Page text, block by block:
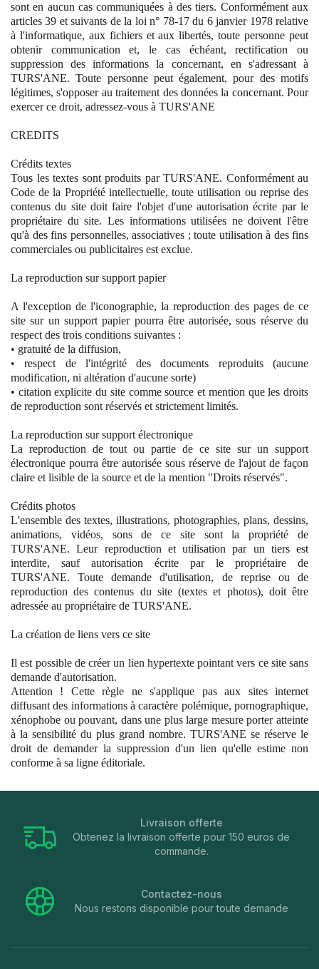
sont en aucun cas communiquées à des tiers. Conformément aux
articles 39 et suivants de la loi n° 78-17 du 6 janvier 1978 relative
à l'informatique, aux fichiers et aux libertés, toute personne peut
obtenir communication et, le cas échéant, rectification ou
suppression des informations la concernant, en s'adressant à
TURS'ANE. Toute personne peut également, pour des motifs
légitimes, s'opposer au traitement des données la concernant. Pour
exercer ce droit, adressez-vous à TURS'ANE
CREDITS
Crédits textes
Tous les textes sont produits par TURS'ANE. Conformément au
Code de la Propriété intellectuelle, toute utilisation ou reprise des
contenus du site doit faire l'objet d'une autorisation écrite par le
propriétaire du site. Les informations utilisées ne doivent l'être
qu'à des fins personnelles, associatives ; toute utilisation à des fins
commerciales ou publicitaires est exclue.
La reproduction sur support papier
A l'exception de l'iconographie, la reproduction des pages de ce
site sur un support papier pourra être autorisée, sous réserve du
respect des trois conditions suivantes :
• gratuité de la diffusion,
• respect de l'intégrité des documents reproduits (aucune
modification, ni altération d'aucune sorte)
• citation explicite du site comme source et mention que les droits
de reproduction sont réservés et strictement limités.
La reproduction sur support électronique
La reproduction de tout ou partie de ce site sur un support
électronique pourra être autorisée sous réserve de l'ajout de façon
claire et lisible de la source et de la mention "Droits réservés".
Crédits photos
L'ensemble des textes, illustrations, photographies, plans, dessins,
animations, vidéos, sons de ce site sont la propriété de
TURS'ANE. Leur reproduction et utilisation par un tiers est
interdite, sauf autorisation écrite par le propriétaire de
TURS'ANE. Toute demande d'utilisation, de reprise ou de
reproduction des contenus du site (textes et photos), doit être
adressée au propriétaire de TURS'ANE.
La création de liens vers ce site
Il est possible de créer un lien hypertexte pointant vers ce site sans
demande d'autorisation.
Attention ! Cette règle ne s'applique pas aux sites internet
diffusant des informations à caractère polémique, pornographique,
xénophobe ou pouvant, dans une plus large mesure porter atteinte
à la sensibilité du plus grand nombre. TURS'ANE se réserve le
droit de demander la suppression d'un lien qu'elle estime non
conforme à sa ligne éditoriale.
Livraison offerte
Obtenez la livraison offerte pour 150 euros de
commande.
Contactez-nous
Nous restons disponible pour toute demande